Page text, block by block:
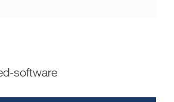
software